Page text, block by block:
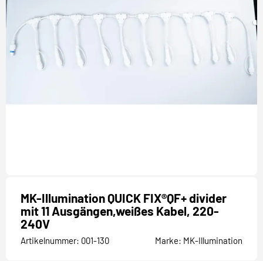
MK-Illumination QUICK FIX®QF+ divider
mit 11 Ausgängen,weißes Kabel, 220-
240V
Artikelnummer: 001-130 Marke: MK-Illumination